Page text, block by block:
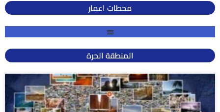
محطات اعمار
المنطقة الحرة